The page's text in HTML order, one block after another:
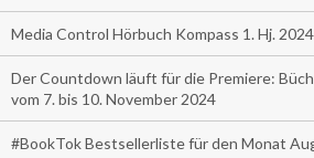
Media Control Hörbuch Kompass 1. Hj. 2024
Der Countdown läuft für die Premiere:
vom 7. bis 10. November 2024
#BookTok Bestsellerliste für den Monat